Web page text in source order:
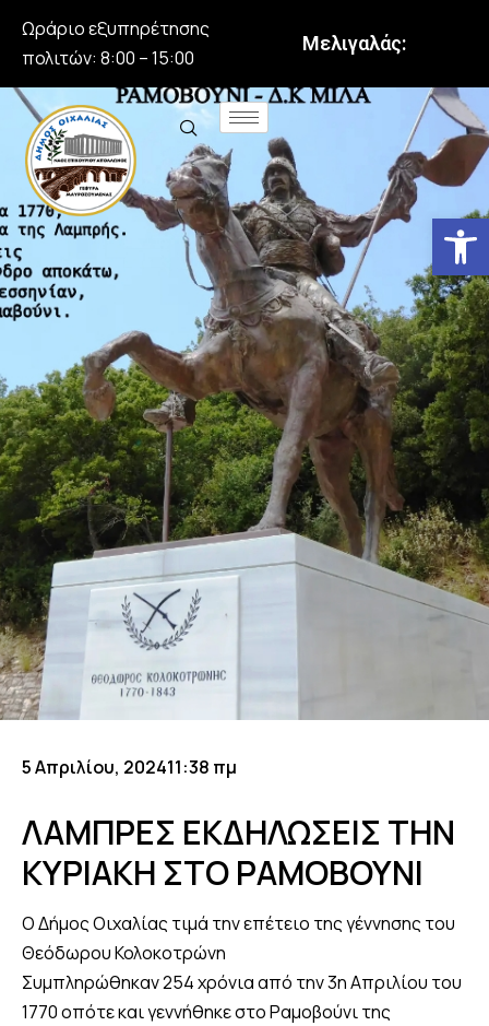
Ωράριο εξυπηρέτησης
πολιτών: 8:00 – 15:00
Μελιγαλάς:
5 Απριλίου, 202411:38 πμ
ΛΑΜΠΡΕΣ ΕΚΔΗΛΩΣΕΙΣ ΤΗΝ
ΚΥΡΙΑΚΗ ΣΤΟ ΡΑΜΟΒΟΥΝΙ
Ο Δήμος Οιχαλίας τιμά την επέτειο της γέννησης του
Θεόδωρου Κολοκοτρώνη
Συμπληρώθηκαν 254 χρόνια από την 3η Απριλίου του
1770 οπότε και γεννήθηκε στο Ραμοβούνι της